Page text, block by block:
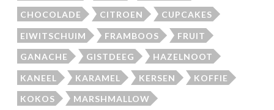
CHOCOLADE CITROEN CUPCAKES
EIWITSCHUIM FRAMBOOS FRUIT
GANACHE GISTDEEG HAZELNOOT
KANEEL KARAMEL KERSEN KOFFIE
KOKOS MARSHMALLOW